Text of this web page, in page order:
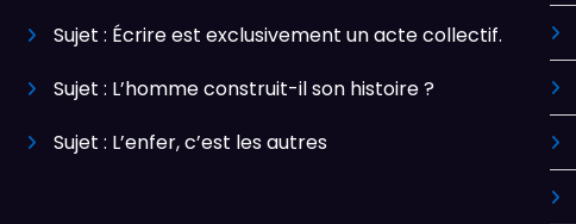
Sujet : Écrire est exclusivement un acte collectif.
Sujet : L’homme construit-il son histoire ?
Sujet : L’enfer, c’est les autres